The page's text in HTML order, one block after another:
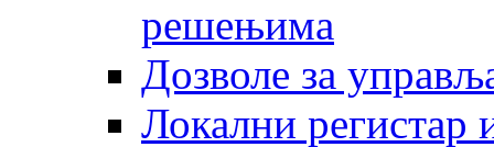
решењима
Дозволе за
Локални регистар